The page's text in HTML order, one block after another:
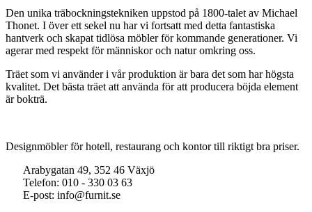
Den unika träbockningstekniken uppstod på 1800-talet av Michael
Thonet. I över ett sekel nu har vi fortsatt med detta fantastiska
hantverk och skapat tidlösa möbler för kommande generationer. Vi
agerar med respekt för människor och natur omkring oss.
Träet som vi använder i vår produktion är bara det som har högsta
kvalitet. Det bästa träet att använda för att producera böjda element
är bokträ.
Designmöbler för hotell, restaurang och kontor till riktigt bra priser.
Arabygatan 49, 352 46 Växjö
Telefon: 010 - 330 03 63
E-post: info@furnit.se